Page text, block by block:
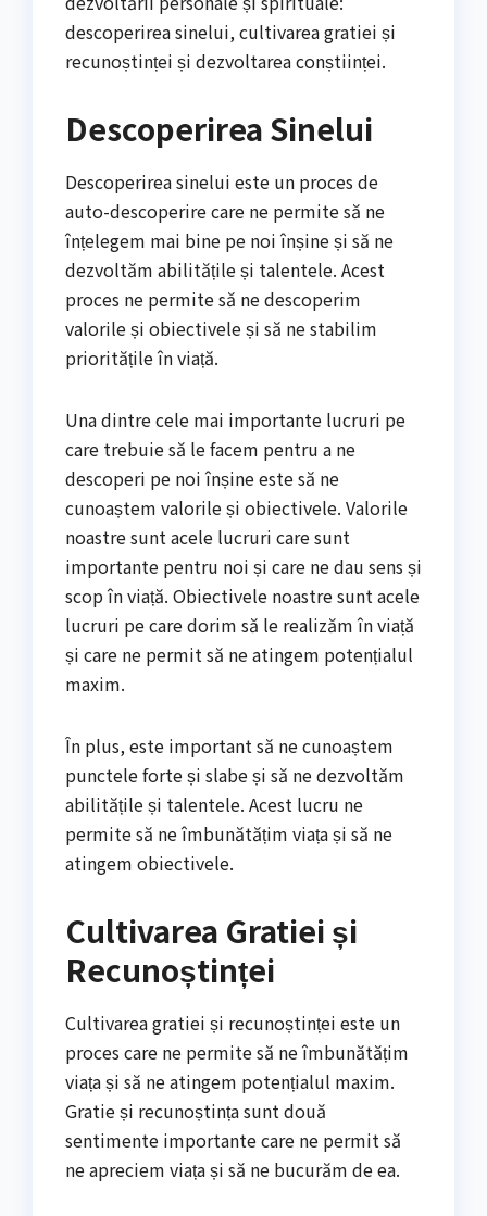
descoperirea sinelui, cultivarea gratiei și
recunoștinței și dezvoltarea conștiinței.
Descoperirea Sinelui
Descoperirea sinelui este un proces de
auto-descoperire care ne permite să ne
înțelegem mai bine pe noi înșine și să ne
dezvoltăm abilitățile și talentele. Acest
proces ne permite să ne descoperim
valorile și obiectivele și să ne stabilim
prioritățile în viață.
Una dintre cele mai importante lucruri pe
care trebuie să le facem pentru a ne
descoperi pe noi înșine este să ne
cunoaștem valorile și obiectivele. Valorile
noastre sunt acele lucruri care sunt
importante pentru noi și care ne dau sens și
scop în viață. Obiectivele noastre sunt acele
lucruri pe care dorim să le realizăm în viață
și care ne permit să ne atingem potențialul
maxim.
În plus, este important să ne cunoaștem
punctele forte și slabe și să ne dezvoltăm
abilitățile și talentele. Acest lucru ne
permite să ne îmbunătățim viața și să ne
atingem obiectivele.
Cultivarea Gratiei și
Recunoștinței
Cultivarea gratiei și recunoștinței este un
proces care ne permite să ne îmbunătățim
viața și să ne atingem potențialul maxim.
Gratie și recunoștința sunt două
sentimente importante care ne permit să
ne apreciem viața și să ne bucurăm de ea.